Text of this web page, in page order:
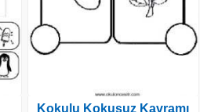
Kokulu Kokusuz Kavramı